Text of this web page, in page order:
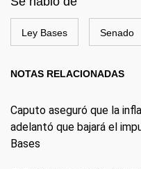
Ley Bases Senado
NOTAS RELACIONADAS
Caputo aseguró que la
adelantó que bajará el
Bases